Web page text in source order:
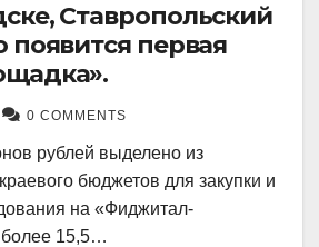
Ставропольский
появится первая
0 COMMENTS
рублей выделено из
бюджетов для закупки и
на «Фиджитал-
15,5…